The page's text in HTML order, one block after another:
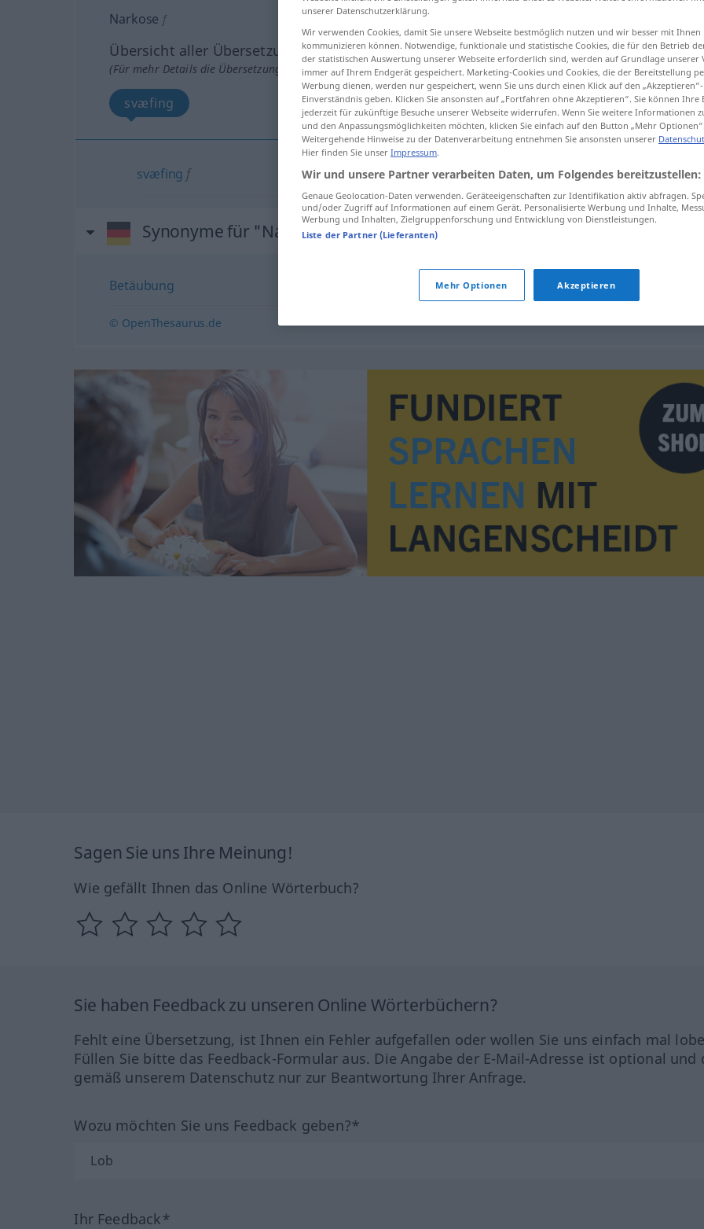
Narkose f
Übersicht aller Übersetzungen
(Für mehr Details die Übersetzung anklicken/antippen)
svæfing
svæfing f Narkose
Synonyme für "Narkose"
Betäubung
© OpenThesaurus.de
Sagen Sie uns Ihre Meinung!
Wie gefällt Ihnen das Online Wörterbuch?
Sie haben Feedback zu unseren Online Wörterbüchern?
Fehlt eine Übersetzung, ist Ihnen ein Fehler aufgefallen oder wollen Sie uns einfach mal
Füllen Sie bitte das Feedback-Formular aus. Die Angabe der E-Mail-Adresse ist optional und
gemäß unserem Datenschutz nur zur Beantwortung Ihrer Anfrage.
Wozu möchten Sie uns Feedback geben?*
Ihr Feedback*
unserer Datenschutzerklärung.
Wir verwenden Cookies, damit Sie unsere Webseite bestmöglich nutzen und wir besser mit Ihnen
kommunizieren können. Notwendige, funktionale und statistische Cookies, die für den Betrieb
der statistischen Auswertung unserer Webseite erforderlich sind, werden auf Grundlage unserer
immer auf Ihrem Endgerät gespeichert. Marketing-Cookies und Cookies, die der Bereitstellung
Werbung dienen, werden nur gespeichert, wenn Sie uns durch einen Klick auf den
Einverständnis geben. Klicken Sie ansonsten auf „Fortfahren ohne Akzeptieren“. Sie können
jederzeit für zukünftige Besuche unserer Webseite widerrufen. Wenn Sie weitere Informationen
und den Anpassungsmöglichkeiten möchten, klicken Sie einfach auf den Button „Mehr
Weitergehende Hinweise zu der Datenverarbeitung entnehmen Sie ansonsten unserer
Hier finden Sie unser Impressum.
Wir und unsere Partner verarbeiten Daten, um Folgendes bereitzustellen:
Genaue Geolocation-Daten verwenden. Geräteeigenschaften zur Identifikation aktiv abfragen.
und/oder Zugriff auf Informationen auf einem Gerät. Personalisierte Werbung und Inhalte,
Werbung und Inhalten, Zielgruppenforschung und Entwicklung von Dienstleistungen.
Liste der Partner (Lieferanten)
Mehr Optionen Akzeptieren